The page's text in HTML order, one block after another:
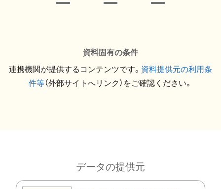
資料固有の条件
連携機関が提供するコンテンツです。 資料提供元の利用条
件等（外部サイトへリンク）をご確認ください。
データの提供元